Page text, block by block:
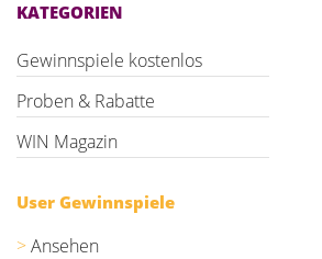
KATEGORIEN
Gewinnspiele kostenlos
Proben & Rabatte
WIN Magazin
User Gewinnspiele
Ansehen